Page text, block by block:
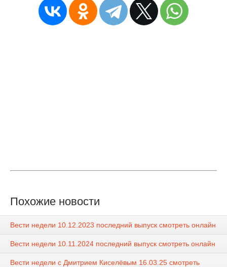
Похожие новости
Вести недели 10.12.2023 последний выпуск смотреть онлайн
Вести недели 10.11.2024 последний выпуск смотреть онлайн
Вести недели с Дмитрием Киселёвым 16.03.25 смотреть